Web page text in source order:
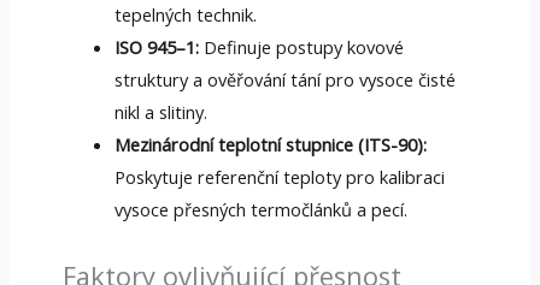
tepelných technik.
ISO 945–1: Definuje postupy kovové
struktury a ověřování tání pro vysoce čisté
nikl a slitiny.
Mezinárodní teplotní stupnice (ITS-90):
Poskytuje referenční teploty pro kalibraci
vysoce přesných termočlánků a pecí.
Faktory ovlivňující přesnost